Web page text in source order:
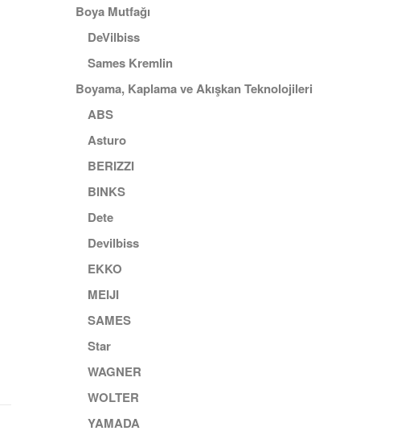
Boya Mutfağı
DeVilbiss
Sames Kremlin
Boyama, Kaplama ve Akışkan Teknolojileri
ABS
Asturo
BERIZZI
BINKS
Dete
Devilbiss
EKKO
MEIJI
SAMES
Star
WAGNER
WOLTER
YAMADA